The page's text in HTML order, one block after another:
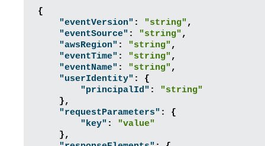
{
"eventVersion" : "string",
"eventSource" : "string",
"awsRegion" : "string",
"eventTime" : "string",
"eventName" : "string",
"userIdentity" :
{
"principalId" :
"string"
},
"requestParameters" :
{
"key" :
"value"
},